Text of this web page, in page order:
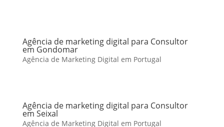
Agência de marketing digital para Consultor
em Gondomar
Agência de Marketing Digital em Portugal
Agência de marketing digital para Consultor
em Seixal
Agência de Marketing Digital em Portugal